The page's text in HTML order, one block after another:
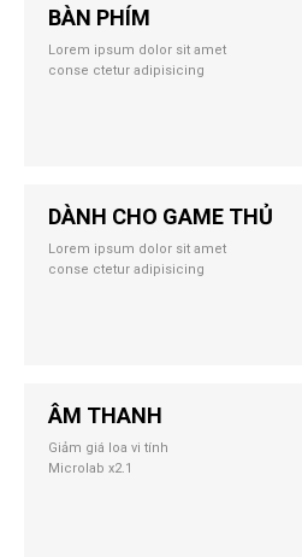
BÀN PHÍM
Lorem ipsum dolor sit amet
conse ctetur adipisicing
DÀNH CHO GAME THỦ
Lorem ipsum dolor sit amet
conse ctetur adipisicing
ÂM THANH
Giảm giá loa vi tính
Microlab x2.1